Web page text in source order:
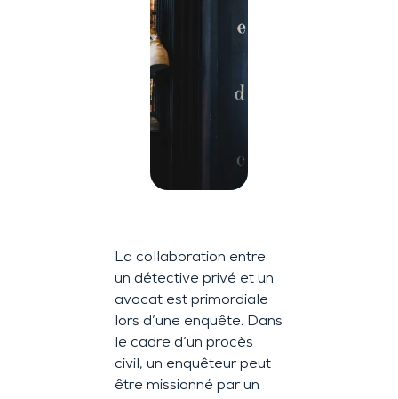
La collaboration entre
un détective privé et un
avocat est primordiale
lors d’une enquête. Dans
le cadre d’un procès
civil, un enquêteur peut
être missionné par un